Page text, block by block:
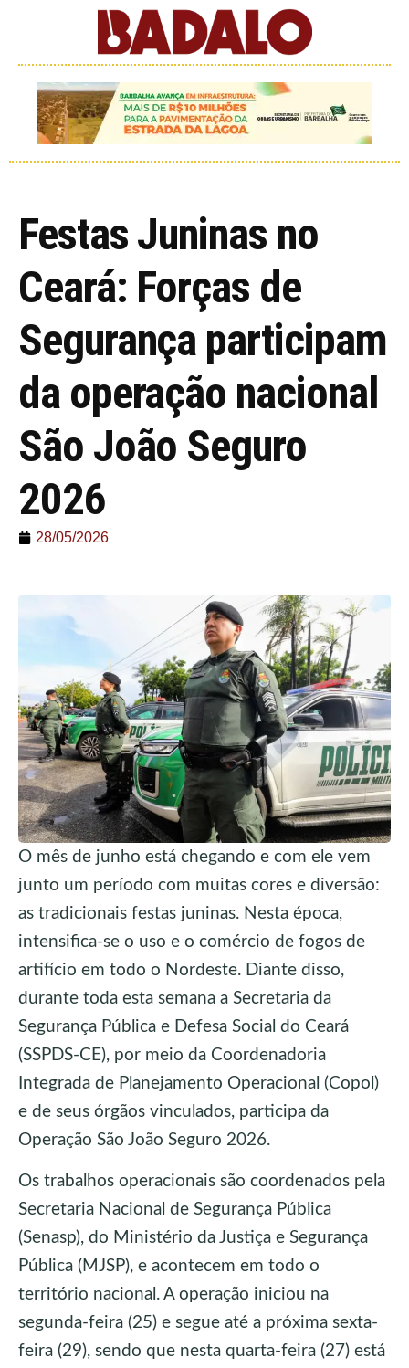
Festas Juninas no
Ceará: Forças de
Segurança participam
da operação nacional
São João Seguro
2026
28/05/2026
O mês de junho está chegando e com ele vem
junto um período com muitas cores e diversão:
as tradicionais festas juninas. Nesta época,
intensifica-se o uso e o comércio de fogos de
artifício em todo o Nordeste. Diante disso,
durante toda esta semana a Secretaria da
Segurança Pública e Defesa Social do Ceará
(SSPDS-CE), por meio da Coordenadoria
Integrada de Planejamento Operacional (Copol)
e de seus órgãos vinculados, participa da
Operação São João Seguro 2026.
Os trabalhos operacionais são coordenados pela
Secretaria Nacional de Segurança Pública
(Senasp), do Ministério da Justiça e Segurança
Pública (MJSP), e acontecem em todo o
território nacional. A operação iniciou na
segunda-feira (25) e segue até a próxima sexta-
feira (29), sendo que nesta quarta-feira (27) está